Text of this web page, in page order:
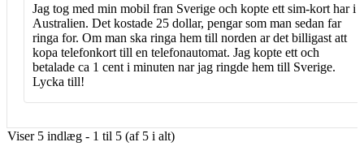
Jag tog med min mobil fran Sverige och kopte ett sim-kort har i
Australien. Det kostade 25 dollar, pengar som man sedan far
ringa for. Om man ska ringa hem till norden ar det billigast att
kopa telefonkort till en telefonautomat. Jag kopte ett och
betalade ca 1 cent i minuten nar jag ringde hem till Sverige.
Lycka till!
Viser 5 indlæg - 1 til 5 (af 5 i alt)